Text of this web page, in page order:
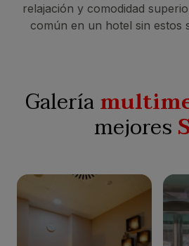
relajación y comodidad
común en un hotel sin estos
Galería
mejores